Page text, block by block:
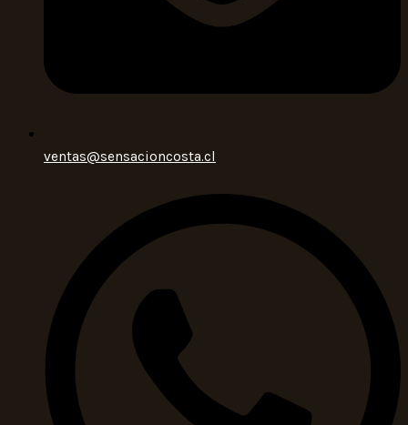
ventas@sensacioncosta.cl